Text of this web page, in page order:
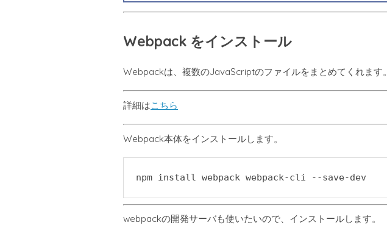
Webpack をインストール
Webpackは、複数のJavaScriptのファイルをまとめてくれます。
詳細はこちら
Webpack本体をインストールします。
npm install webpack webpack-cli --save-dev
webpackの開発サーバも使いたいので、インストールします。